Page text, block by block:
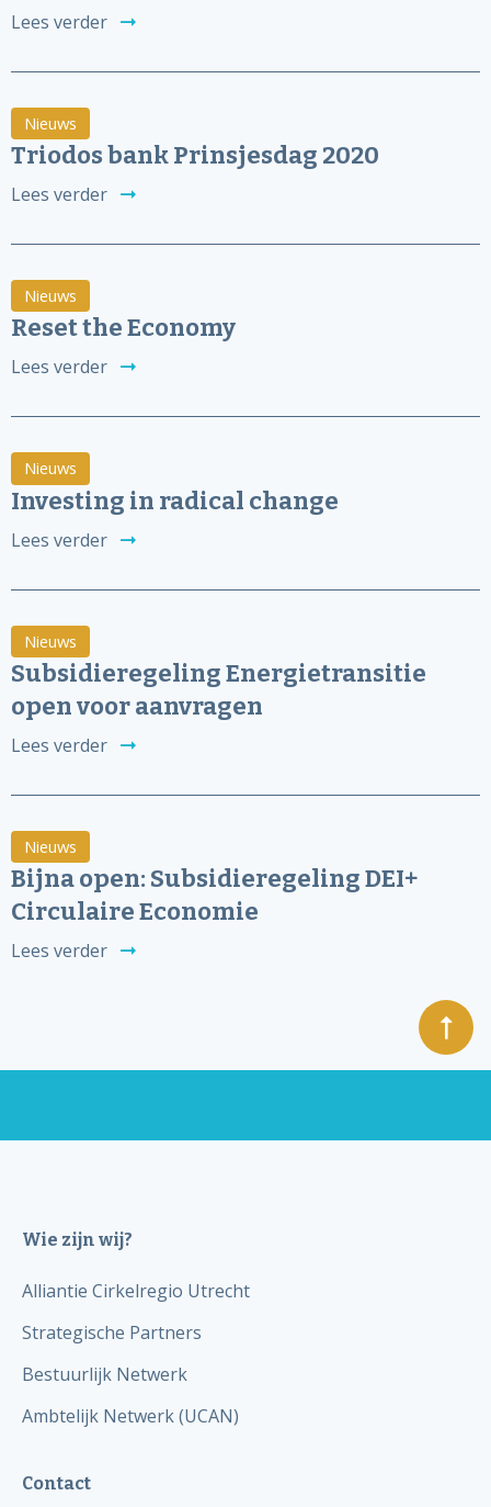
Lees verder
Nieuws
Triodos bank Prinsjesdag 2020
Lees verder
Nieuws
Reset the Economy
Lees verder
Nieuws
Investing in radical change
Lees verder
Nieuws
Subsidieregeling Energietransitie
open voor aanvragen
Lees verder
Nieuws
Bijna open: Subsidieregeling DEI+
Circulaire Economie
Lees verder
Wie zijn wij?
Alliantie Cirkelregio Utrecht
Strategische Partners
Bestuurlijk Netwerk
Ambtelijk Netwerk (UCAN)
Contact